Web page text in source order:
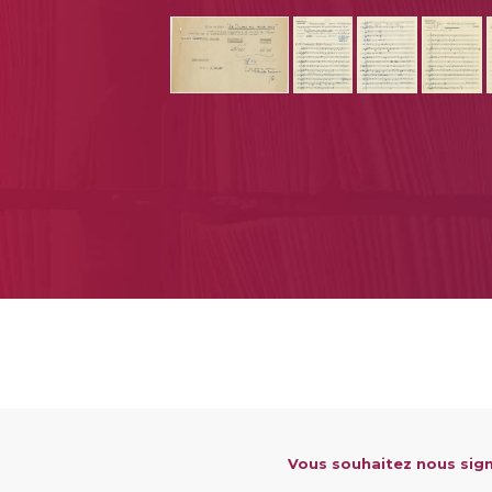
Vous souhaitez nous